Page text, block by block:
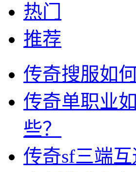
热门
推荐
传奇搜服如
传奇单职业
些？
传奇sf三端